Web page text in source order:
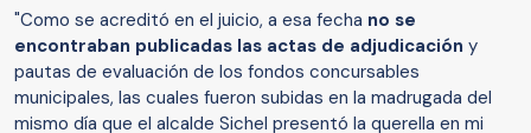
"Como se acreditó en el juicio, a esa fecha no se
encontraban publicadas las actas de adjudicación y
pautas de evaluación de los fondos concursables
municipales, las cuales fueron subidas en la madrugada del
mismo día que el alcalde Sichel presentó la querella en mi